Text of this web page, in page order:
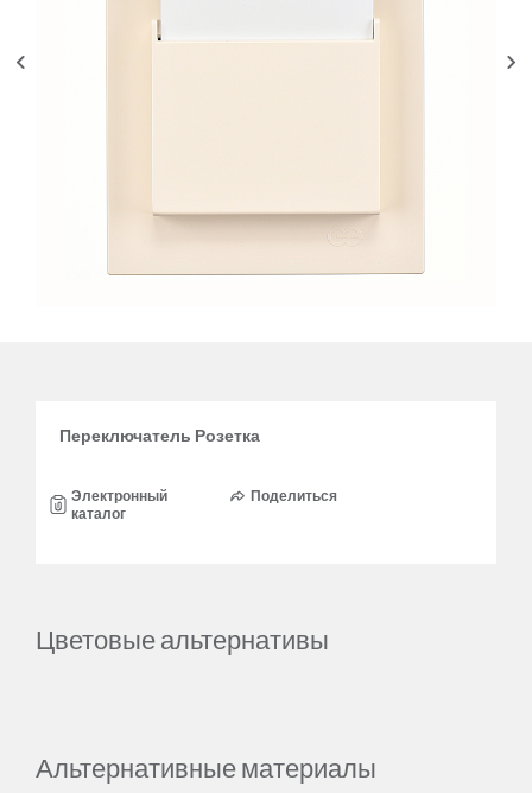
Переключатель Розетка
Электронный
каталог
Поделиться
Цветовые альтернативы
Альтернативные материалы